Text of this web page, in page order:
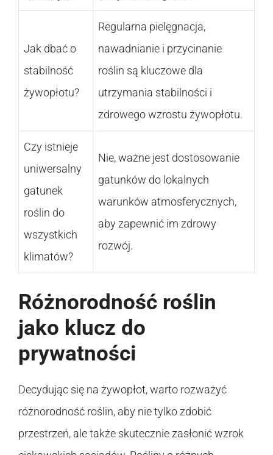
Jak dbać o
stabilność
żywopłotu?
Regularna pielęgnacja,
nawadnianie i przycinanie
roślin są kluczowe dla
utrzymania stabilności i
zdrowego wzrostu żywopłotu.
Czy istnieje
uniwersalny
gatunek
roślin do
wszystkich
klimatów?
Nie, ważne jest dostosowanie
gatunków do lokalnych
warunków atmosferycznych,
aby zapewnić im zdrowy
rozwój.
Różnorodność roślin
jako klucz do
prywatności
Decydując się na żywopłot, warto rozważyć
różnorodność roślin, aby nie tylko zdobić
przestrzeń, ale także skutecznie zasłonić wzrok